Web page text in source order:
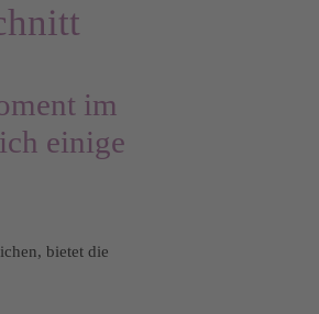
im
einige
bietet die